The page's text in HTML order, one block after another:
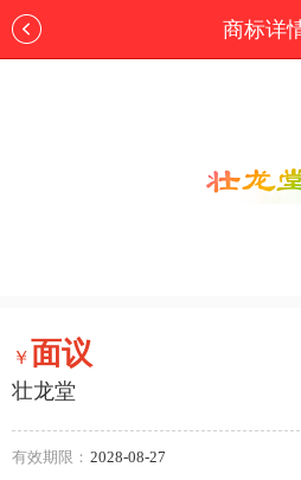
商标详
￥面议
壮龙堂
有效期限： 2028-08-27